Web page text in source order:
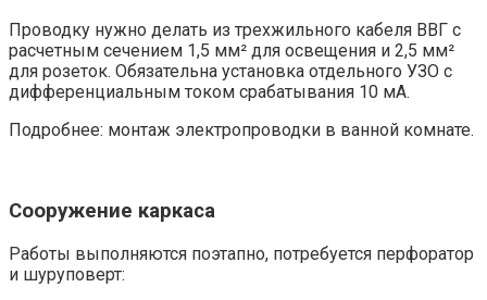
Проводку нужно делать из трехжильного кабеля ВВГ с
расчетным сечением 1,5 мм² для освещения и 2,5 мм²
для розеток. Обязательна установка отдельного УЗО с
дифференциальным током срабатывания 10 мА.
Подробнее: монтаж электропроводки в ванной комнате.
Сооружение каркаса
Работы выполняются поэтапно, потребуется перфоратор
и шуруповерт: